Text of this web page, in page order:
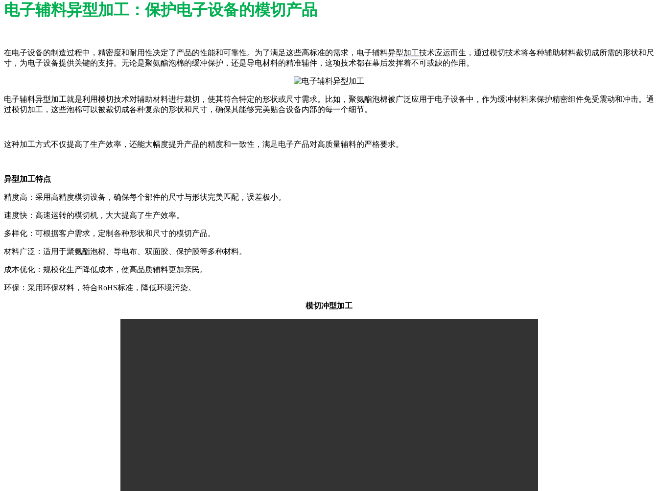
电子辅料异型加工：保护电子设备的模切产品
在电子设备的制造过程中，精密度和耐用性决定了产品的性能和可靠性。为了满足这些高标准的需求，电子辅料异型加工技术应运而生，通过模切技术将各种辅助材料裁切成所需的形状和尺
寸，为电子设备提供关键的支持。无论是聚氨酯泡棉的缓冲保护，还是导电材料的精准辅件，这项技术都在幕后发挥着不可或缺的作用。
电子辅料异型加工就是利用模切技术对辅助材料进行裁切，使其符合特定的形状或尺寸需求。比如，聚氨酯泡棉被广泛应用于电子设备中，作为缓冲材料来保护精密组件免受震动和冲击。通
过模切加工，这些泡棉可以被裁切成各种复杂的形状和尺寸，确保其能够完美贴合设备内部的每一个细节。
这种加工方式不仅提高了生产效率，还能大幅度提升产品的精度和一致性，满足电子产品对高质量辅料的严格要求。
异型加工特点
精度高：采用高精度模切设备，确保每个部件的尺寸与形状完美匹配，误差极小。
速度快：高速运转的模切机，大大提高了生产效率。
多样化：可根据客户需求，定制各种形状和尺寸的模切产品。
材料广泛：适用于聚氨酯泡棉、导电布、双面胶、保护膜等多种材料。
成本优化：规模化生产降低成本，使高品质辅料更加亲民。
环保：采用环保材料，符合RoHS标准，降低环境污染。
模切冲型加工